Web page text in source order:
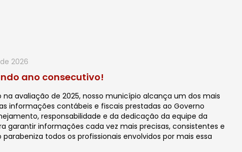
2026
ano consecutivo!
avaliação de 2025, nosso município alcança um dos mais
informações contábeis e fiscais prestadas ao Governo
responsabilidade e da dedicação da equipe da
garantir informações cada vez mais precisas, consistentes e
todos os profissionais envolvidos por mais essa